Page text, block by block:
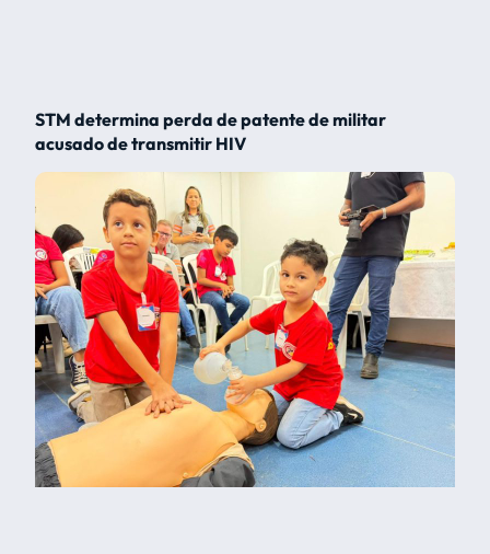
STM determina perda de patente de militar
acusado de transmitir HIV